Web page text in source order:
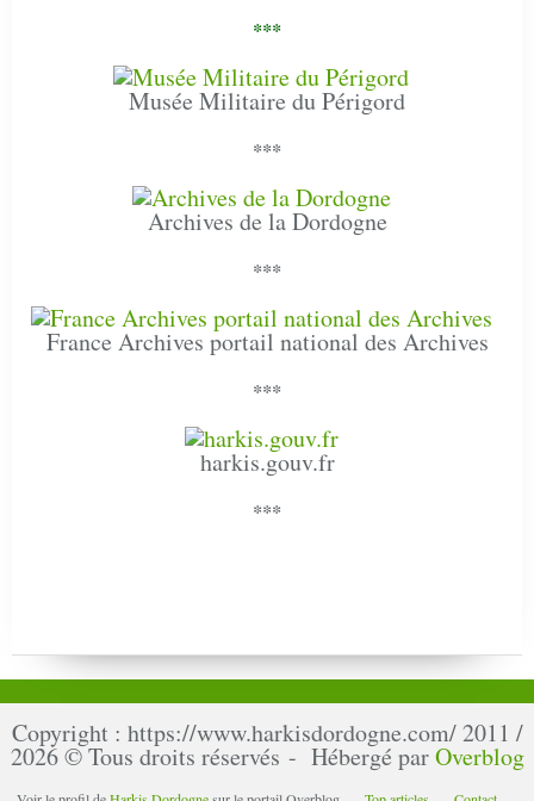
***
Musée Militaire du Périgord
***
Archives de la Dordogne
***
France Archives portail national des Archives
***
harkis.gouv.fr
***
Copyright : https://www.harkisdordogne.com/ 2011 /
2026 © Tous droits réservés - Hébergé parOverblog